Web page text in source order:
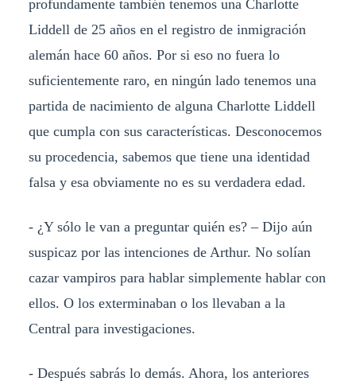
profundamente también tenemos una Charlotte
Liddell de 25 años en el registro de inmigración
alemán hace 60 años. Por si eso no fuera lo
suficientemente raro, en ningún lado tenemos una
partida de nacimiento de alguna Charlotte Liddell
que cumpla con sus características. Desconocemos
su procedencia, sabemos que tiene una identidad
falsa y esa obviamente no es su verdadera edad.
- ¿Y sólo le van a preguntar quién es? – Dijo aún
suspicaz por las intenciones de Arthur. No solían
cazar vampiros para hablar simplemente hablar con
ellos. O los exterminaban o los llevaban a la
Central para investigaciones.
- Después sabrás lo demás. Ahora, los anteriores